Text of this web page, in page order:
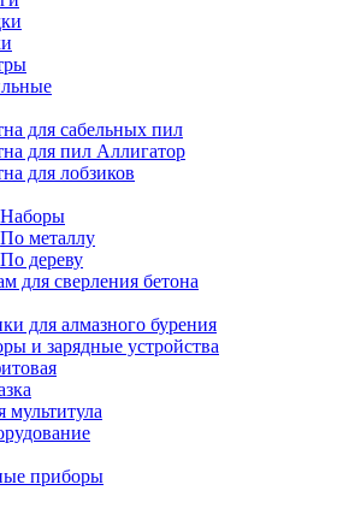
для сабельных пил
для пил Аллигатор
для лобзиков
Наборы
По металлу
По дереву
для сверления бетона
для алмазного бурения
и зарядные устройства
мультитула
приборы